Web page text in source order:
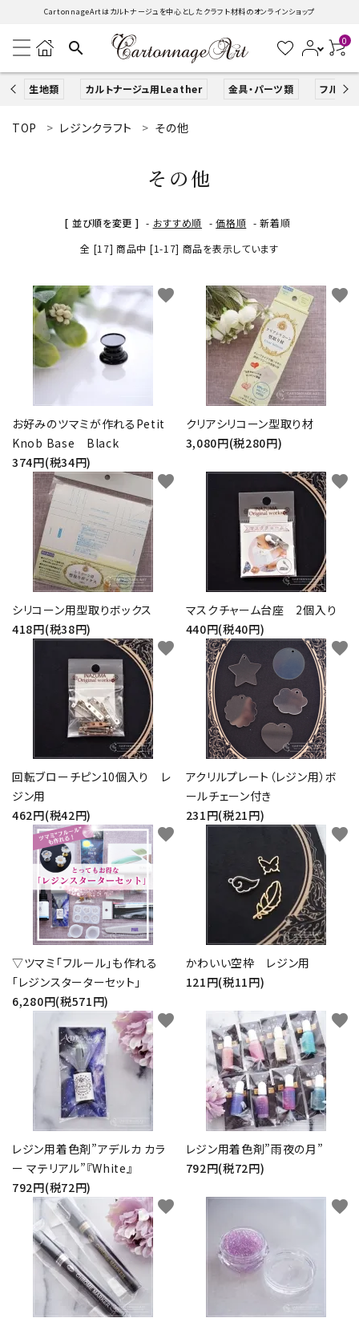
CartonnageArtはカルトナージュを中心としたクラフト材料のオンラインショップ
search 0
生地類 カルトナージュ用Leather 金具・パーツ類 フルキッ
新規会員登録
生地類
カルトナージュLeather用
金具・パーツ類
フルキット
Jolipapier
デコレーション材料
道具類
基本材料
コンテンツ
ガイドライン
TOP レジンクラフト その他
その他
[ 並び順を変更 ] - おすすめ順 -価格順 -新着順
全 [17] 商品中 [1-17] 商品を表示しています
お好みのツマミが作れるPetit
Knob Base Black
374円(税34円)
favorite
クリアシリコーン型取り材
3,080円(税280円)
favorite
シリコーン用型取りボックス
418円(税38円)
favorite
マスクチャーム台座 2個入り
440円(税40円)
favorite
回転ブローチピン10個入り レ
ジン用
462円(税42円)
favorite
アクリルプレート（レジン用）ボ
ールチェーン付き
231円(税21円)
favorite
▽ツマミ「フルール」も作れる
「レジンスターターセット」
6,280円(税571円)
favorite
かわいい空枠 レジン用
121円(税11円)
favorite
レジン用着色剤”アデルカ カラ
ー マテリアル”『White』
792円(税72円)
favorite
レジン用着色剤”雨夜の月”
792円(税72円)
favorite
favorite favorite